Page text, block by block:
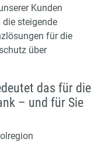
Kunden
die steigende
für die
über
das für die
– und für Sie